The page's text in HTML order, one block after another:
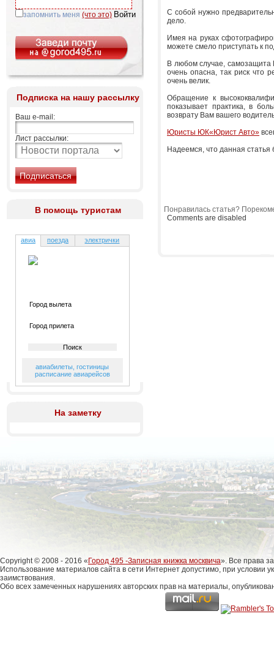
запомнить меня (что это)
Подписка на нашу рассылку
Ваш e-mail:
Лист рассылки:
В помощь туристам
авиа поезда электрички
авиабилеты ,гостиницы
расписание авиарейсов
На заметку
С собой нужно
дело.
Имея на руках
можете смело приступать к
В любом случае, самозащита
очень опасна, так риск что
очень велик.
Обращение к
показывает практика, в
возврату Вам вашего
Юристы ЮК«Юрист Авто»
Надеемся, что данная
Понравилась статья?
Comments are disabled
Copyright © 2008 - 2016 « Город 495 -Записная книжка москвича». Все права
Использование материалов сайта в сети Интернет допустимо, при условии
заимствования.
Обо всех замеченных нарушениях авторских прав на материалы,